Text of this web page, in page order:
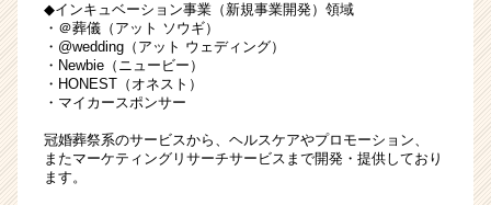
ン
チ
ャ
ー・
長
企
◆インキュベーション事業（新規事業開発）領域
・＠葬儀（アット ソウギ）
・@wedding（アット ウェディング）
・Newbie（ニュービー）
・HONEST（オネスト）
・マイカースポンサー
冠婚葬祭系のサービスから、ヘルスケアやプロモーション、
またマーケティングリサーチサービスまで開発・提供しており
ます。